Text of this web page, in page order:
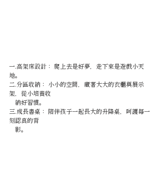
一.高架床設計： 爬上去是好夢，走下來是遊戲小天
地。
二.分區收納： 小小的空間，藏著大大的衣櫃與展示
架，從小培養收
    納好習慣。
三.成長書桌： 陪伴孩子一起長大的升降桌，呵護每一
刻認真的背
    影。